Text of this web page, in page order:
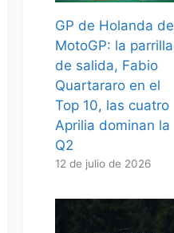
GP de Holanda de
MotoGP: la parrilla
de salida, Fabio
Quartararo en el
Top 10, las cuatro
Aprilia dominan la
Q2
12 de julio de 2026